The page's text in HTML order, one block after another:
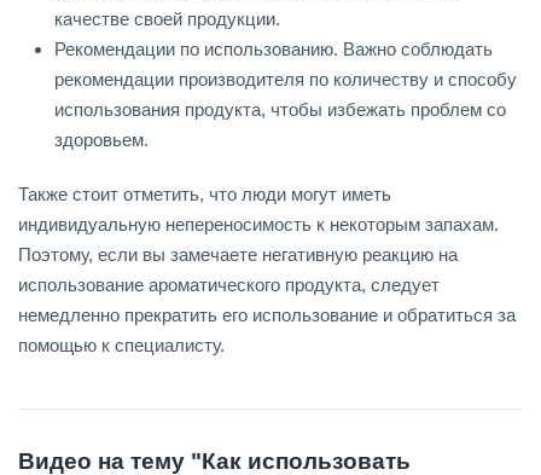
качестве своей продукции.
Рекомендации по использованию. Важно соблюдать
рекомендации производителя по количеству и способу
использования продукта, чтобы избежать проблем со
здоровьем.
Также стоит отметить, что люди могут иметь
индивидуальную непереносимость к некоторым запахам.
Поэтому, если вы замечаете негативную реакцию на
использование ароматического продукта, следует
немедленно прекратить его использование и обратиться за
помощью к специалисту.
Видео на тему "Как использовать